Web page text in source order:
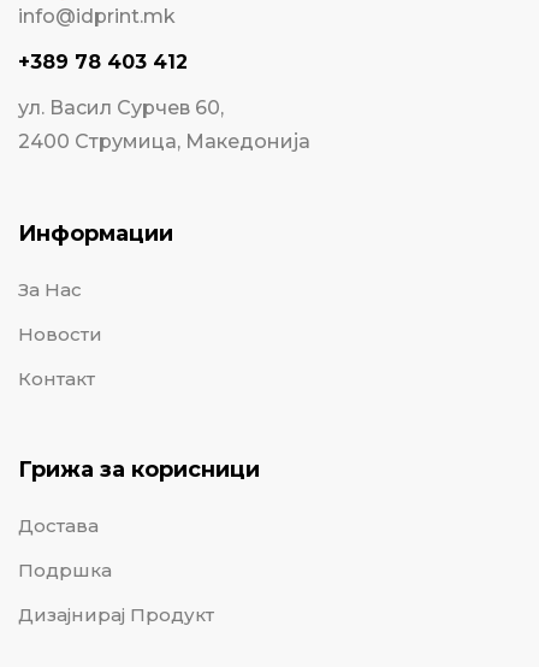
info@idprint.mk
+389 78 403 412
ул. Васил Сурчев 60,
2400 Струмица, Македонија
Информации
За Нас
Новости
Контакт
Грижа за корисници
Достава
Подршка
Дизајнирај Продукт